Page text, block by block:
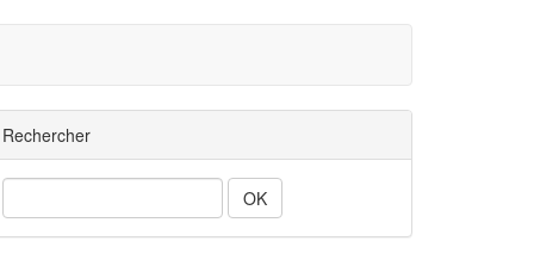
Rechercher